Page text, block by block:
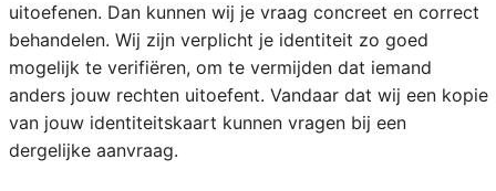
uitoefenen. Dan kunnen wij je vraag concreet en correct
behandelen. Wij zijn verplicht je identiteit zo goed
mogelijk te verifiëren, om te vermijden dat iemand
anders jouw rechten uitoefent. Vandaar dat wij een kopie
van jouw identiteitskaart kunnen vragen bij een
dergelijke aanvraag.